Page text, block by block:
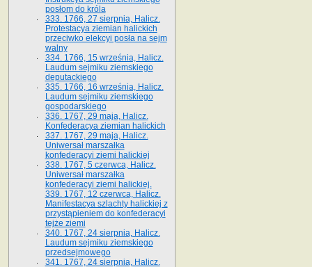
posłom do króla
333. 1766, 27 sierpnia, Halicz.
Protestacya ziemian halickich
przeciwko elekcyi posła na sejm
walny
334. 1766, 15 września, Halicz.
Laudum sejmiku ziemskiego
deputackiego
335. 1766, 16 września, Halicz.
Laudum sejmiku ziemskiego
gospodarskiego
336. 1767, 29 maja, Halicz.
Konfederacya ziemian halickich
337. 1767, 29 maja, Halicz.
Uniwersał marszałka
konfederacyi ziemi halickiej
338. 1767, 5 czerwca, Halicz.
Uniwersał marszałka
konfederacyi ziemi halickiej.
339. 1767, 12 czerwca, Halicz.
Manifestacya szlachty halickiej z
przystąpieniem do konfederacyi
tejże ziemi
340. 1767, 24 sierpnia, Halicz.
Laudum sejmiku ziemskiego
przedsejmowego
341. 1767, 24 sierpnia, Halicz.